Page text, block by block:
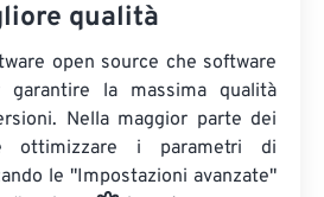
qualità
open source che software
garantire la massima qualità
Nella maggior parte dei
ottimizzare i parametri di
le "Impostazioni avanzate"